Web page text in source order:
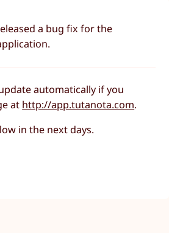
a bug fix for the
automatically if you
at http://app.tutanota.com.
in the next days.